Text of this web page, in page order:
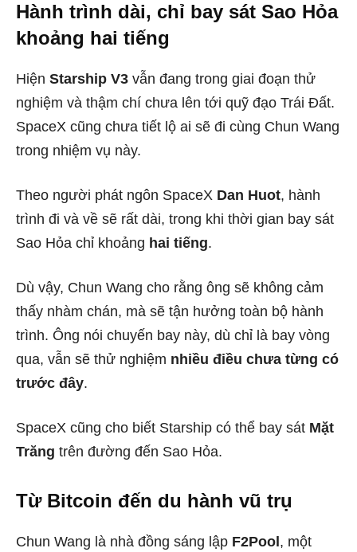
Hành trình dài, chỉ bay sát Sao Hỏa
khoảng hai tiếng
Hiện Starship V3 vẫn đang trong giai đoạn thử
nghiệm và thậm chí chưa lên tới quỹ đạo Trái Đất.
SpaceX cũng chưa tiết lộ ai sẽ đi cùng Chun Wang
trong nhiệm vụ này.
Theo người phát ngôn SpaceX Dan Huot, hành
trình đi và về sẽ rất dài, trong khi thời gian bay sát
Sao Hỏa chỉ khoảng hai tiếng.
Dù vậy, Chun Wang cho rằng ông sẽ không cảm
thấy nhàm chán, mà sẽ tận hưởng toàn bộ hành
trình. Ông nói chuyến bay này, dù chỉ là bay vòng
qua, vẫn sẽ thử nghiệm nhiều điều chưa từng có
trước đây.
SpaceX cũng cho biết Starship có thể bay sát Mặt
Trăng trên đường đến Sao Hỏa.
Từ Bitcoin đến du hành vũ trụ
Chun Wang là nhà đồng sáng lập F2Pool , một